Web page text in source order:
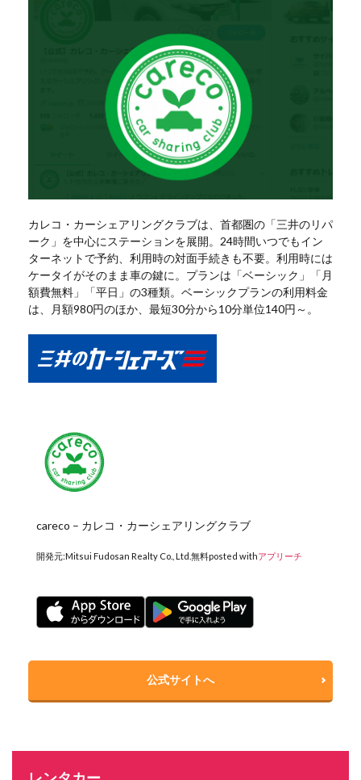
カレコ・カーシェアリングクラブは、首都圏の「三井のリパ
ーク」を中心にステーションを展開。24時間いつでもイン
ターネットで予約、利用時の対面手続きも不要。利用時には
ケータイがそのまま車の鍵に。プランは「ベーシック」「月
額費無料」「平日」の3種類。ベーシックプランの利用料金
は、月額980円のほか、最短30分から10分単位140円～。
careco – カレコ・カーシェアリングクラブ
開発元:Mitsui Fudosan Realty Co., Ltd. 無料posted withアプリーチ
公式サイトへ